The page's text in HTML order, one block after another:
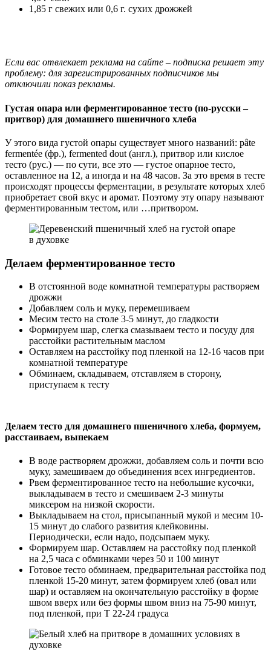
1,85 г свежих или 0,6 г. сухих дрожжей
Если вас отвлекает реклама на сайте – подписка решает эту
проблему: для зарегистрированных подписчиков мы
отключили показ рекламы.
Густая опара или ферментированное тесто (по-русски –
притвор) для домашнего пшеничного хлеба
У этого вида густой опары существует много названий: pâte
fermentée (фр.), fermented dout (англ.), притвор или кислое
тесто (рус.) — по сути, все это — густое опарное тесто,
оставленное на 12, а иногда и на 48 часов. За это время в тесте
происходят процессы ферментации, в результате которых хлеб
приобретает свой вкус и аромат. Поэтому эту опару называют
ферментированным тестом, или …притвором.
Делаем ферментированное тесто
В отстоянной воде комнатной температуры растворяем
дрожжи
Добавляем соль и муку, перемешиваем
Месим тесто на столе 3-5 минут, до гладкости
Формируем шар, слегка смазываем тесто и посуду для
расстойки растительным маслом
Оставляем на расстойку под пленкой на 12-16 часов при
комнатной температуре
Обминаем, складываем, отставляем в сторону,
приступаем к тесту
Делаем тесто для домашнего пшеничного хлеба, формуем,
расстаиваем, выпекаем
В воде растворяем дрожжи, добавляем соль и почти всю
муку, замешиваем до объединения всех ингредиентов.
Рвем ферментированное тесто на небольшие кусочки,
выкладываем в тесто и смешиваем 2-3 минуты
миксером на низкой скорости.
Выкладываем на стол, присыпанный мукой и месим 10-
15 минут до слабого развития клейковины.
Периодически, если надо, подсыпаем муку.
Формируем шар. Оставляем на расстойку под пленкой
на 2,5 часа с обминками через 50 и 100 минут
Готовое тесто обминаем, предварительная расстойка под
пленкой 15-20 минут, затем формируем хлеб (овал или
шар) и оставляем на окончательную расстойку в форме
швом вверх или без формы швом вниз на 75-90 минут,
под пленкой, при T 22-24 градуса